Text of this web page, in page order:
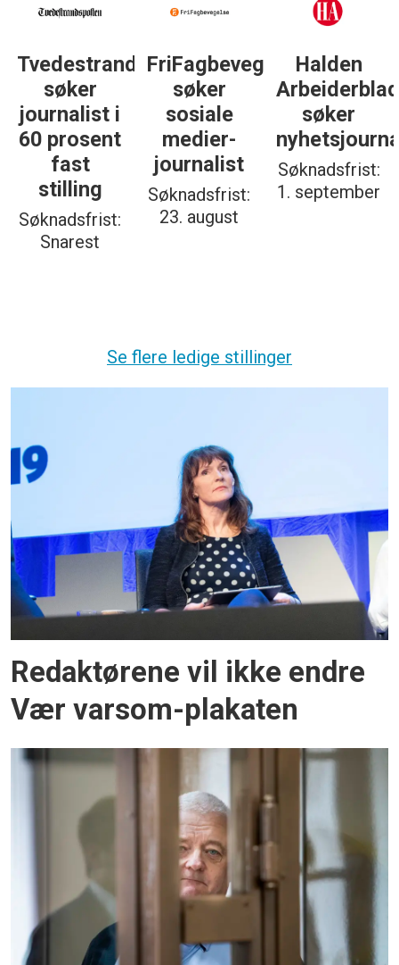
FriFagbevegelse
søker
sosiale
medier-
journalist
Søknadsfrist:
23. august
Halden
Arbeiderblad
søker
nyhetsjournalist
Søknadsfrist:
1. september
25. juni
søker
journalist
Søknadsfrist:
19. august
Se flere ledige stillinger
Redaktørene vil ikke endre
Vær varsom-plakaten